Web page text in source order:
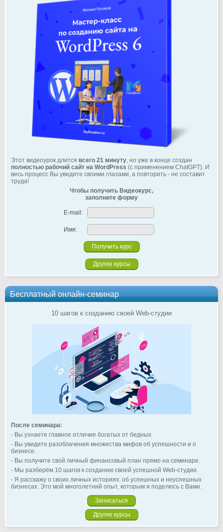
Этот видеоурок длится всего 21 минуту, но уже в конце создан
полностью рабочий сайт на WordPress (с применением ChatGPT). И
весь процесс Вы увидите своими глазами, а повторить - не составит
труда!
Чтобы получить Видеокурс,
заполните форму
E-mail:
Имя:
Другие курсы
Бесплатный онлайн-семинар
10 шагов к созданию своей Web-студии
После семинара:
- Вы узнаете главное отличие богатых от бедных.
- Вы увидите разоблачения множества мифов об успешности и о
бизнесе.
- Вы получите свой личный финансовый план прямо на семинаре.
- Мы разберём 10 шагов к созданию своей успешной Web-студии.
- Я расскажу о своих личных историях: об успешных и неуспешных
бизнесах. Это мой многолетний опыт, которым я поделюсь с Вами.
Записаться
Другие курсы